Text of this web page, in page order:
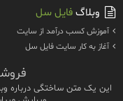
وبلاگفایل سل
آموزش كسب درآمد از سايت
آغاز به كار سايت فايل سل
این یک متن ساختگی درباره